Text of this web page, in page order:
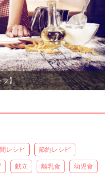
ラ】
レシピ 節約レシピ
献立 離乳食 幼児食